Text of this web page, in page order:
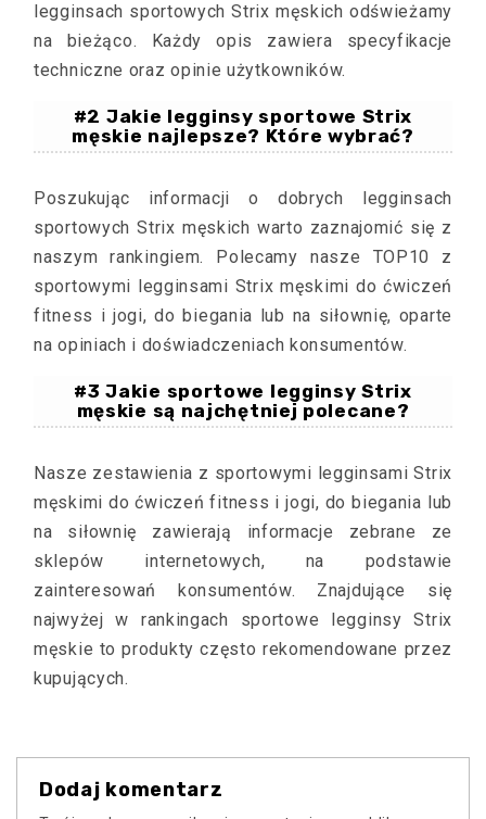
legginsach sportowych Strix męskich odświeżamy
na bieżąco. Każdy opis zawiera specyfikacje
techniczne oraz opinie użytkowników.
#2 Jakie legginsy sportowe Strix
męskie najlepsze? Które wybrać?
Poszukując informacji o dobrych legginsach
sportowych Strix męskich warto zaznajomić się z
naszym rankingiem. Polecamy nasze TOP10 z
sportowymi legginsami Strix męskimi do ćwiczeń
fitness i jogi, do biegania lub na siłownię, oparte
na opiniach i doświadczeniach konsumentów.
#3 Jakie sportowe legginsy Strix
męskie są najchętniej polecane?
Nasze zestawienia z sportowymi legginsami Strix
męskimi do ćwiczeń fitness i jogi, do biegania lub
na siłownię zawierają informacje zebrane ze
sklepów internetowych, na podstawie
zainteresowań konsumentów. Znajdujące się
najwyżej w rankingach sportowe legginsy Strix
męskie to produkty często rekomendowane przez
kupujących.
Dodaj komentarz